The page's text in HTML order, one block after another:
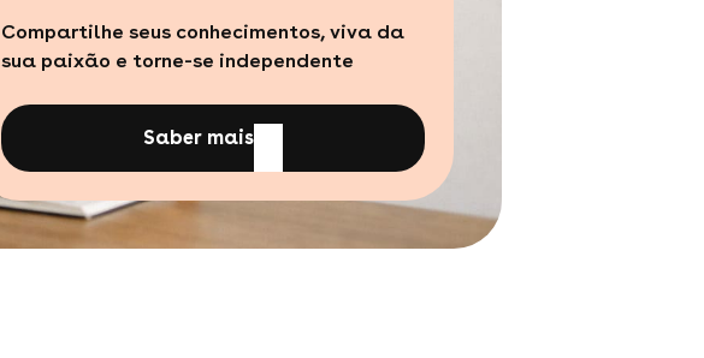
Compartilhe seus conhecimentos, viva da
sua paixão e torne-se independente
Saber mais